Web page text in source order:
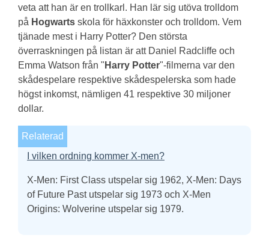
veta att han är en trollkarl. Han lär sig utöva trolldom
på Hogwarts skola för häxkonster och trolldom. Vem
tjänade mest i Harry Potter? Den största
överraskningen på listan är att Daniel Radcliffe och
Emma Watson från " Harry Potter"-filmerna var den
skådespelare respektive skådespelerska som hade
högst inkomst, nämligen 41 respektive 30 miljoner
dollar.
Relaterad
I vilken ordning kommer X-men?
X-Men: First Class utspelar sig 1962, X-Men: Days
of Future Past utspelar sig 1973 och X-Men
Origins: Wolverine utspelar sig 1979.